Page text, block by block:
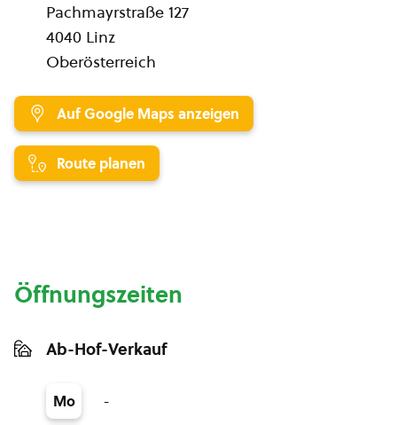
Pachmayrstraße 127
4040 Linz
Oberösterreich
Auf Google Maps anzeigen
Route planen
Öffnungszeiten
Ab-Hof-Verkauf
Mo -